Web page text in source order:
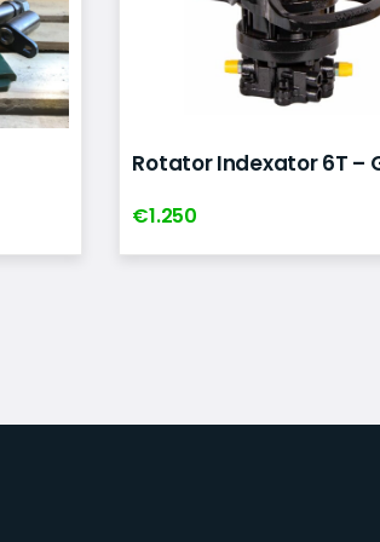
Rotator Indexator 6T –
€1.250